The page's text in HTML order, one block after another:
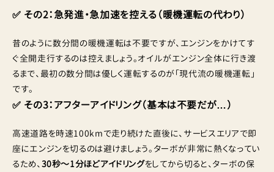
✅ その2：急発進・急加速を控える（暖機運転の代わり）
昔のように数分間の暖機運転は不要ですが、エンジンをかけてす
ぐ全開走行するのは控えましょう。オイルがエンジン全体に行き渡
るまで、最初の数分間は優しく運転するのが「現代流の暖機運転」
です。
✅ その3：アフターアイドリング（基本は不要だが…）
高速道路を時速100kmで走り続けた直後に、サービスエリアで即
座にエンジンを切るのは避けましょう。ターボが非常に熱くなってい
るため、 30秒〜1分ほどアイドリングをしてから切ると、ターボの保